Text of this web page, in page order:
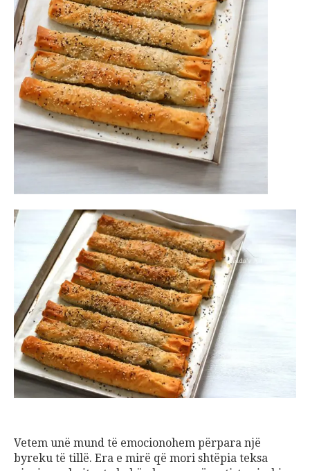
Vetem unë mund të emocionohem përpara një
byreku të tillë. Era e mirë që mori shtëpia teksa